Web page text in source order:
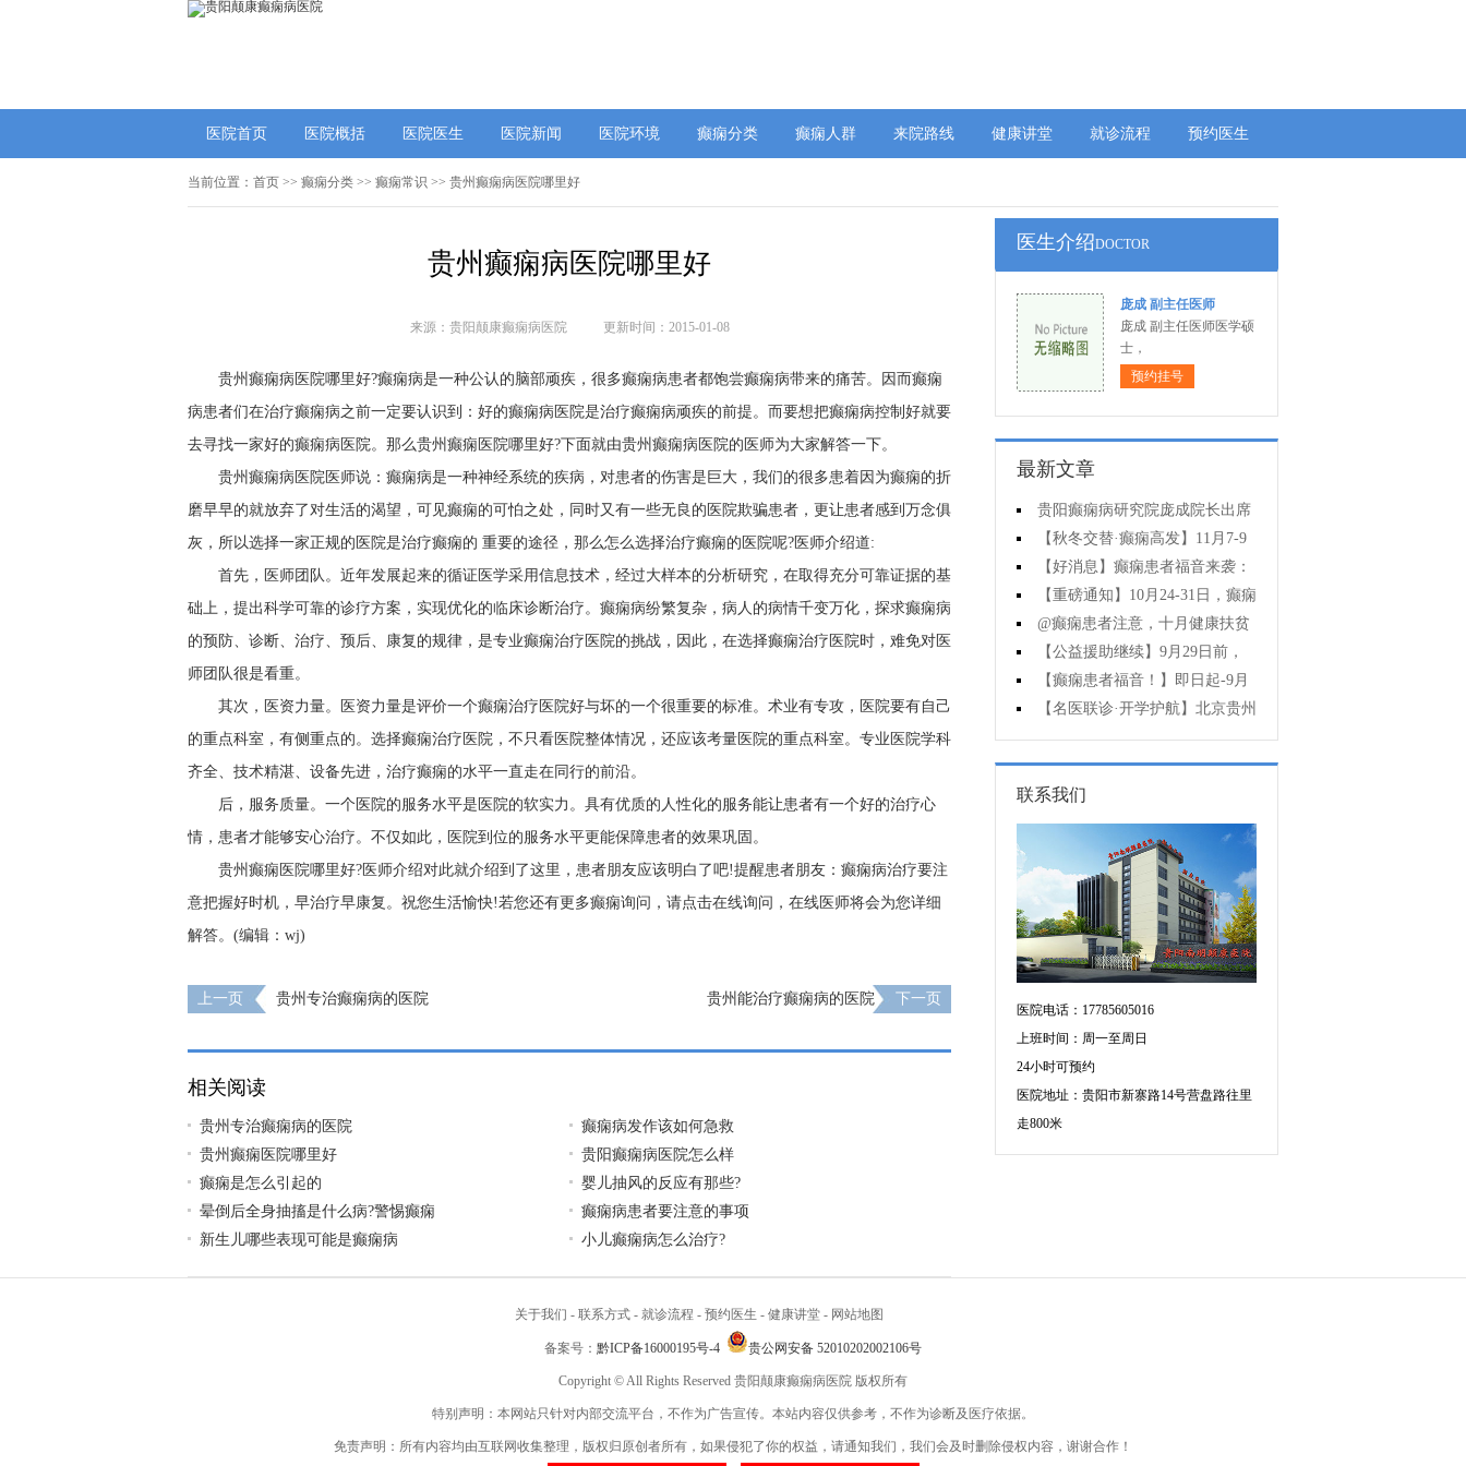
医院首页 医院概括 医院医生 医院新闻 医院环境 癫痫分类 癫痫人群 来院路线 健康讲堂 就诊流程 预约医生
当前位置： 首页 >> 癫痫分类 >> 癫痫常识 >> 贵州癫痫病医院哪里好
贵州癫痫病医院哪里好
来源：贵阳颠康癫痫病医院 更新时间：2015-01-08
贵州癫痫病医院哪里好?癫痫病是一种公认的脑部顽疾，很多癫痫病患者都饱尝癫痫病带来的痛苦。因而癫痫
病患者们在治疗癫痫病之前一定要认识到：好的癫痫病医院是治疗癫痫病顽疾的前提。而要想把癫痫病控制好就要
去寻找一家好的癫痫病医院。那么贵州癫痫医院哪里好?下面就由贵州癫痫病医院的医师为大家解答一下。
贵州癫痫病医院医师说：癫痫病是一种神经系统的疾病，对患者的伤害是巨大，我们的很多患着因为癫痫的折
磨早早的就放弃了对生活的渴望，可见癫痫的可怕之处，同时又有一些无良的医院欺骗患者，更让患者感到万念俱
灰，所以选择一家正规的医院是治疗癫痫的 重要的途径，那么怎么选择治疗癫痫的医院呢?医师介绍道:
首先，医师团队。近年发展起来的循证医学采用信息技术，经过大样本的分析研究，在取得充分可靠证据的基
础上，提出科学可靠的诊疗方案，实现优化的临床诊断治疗。癫痫病纷繁复杂，病人的病情千变万化，探求癫痫病
的预防、诊断、治疗、预后、康复的规律，是专业癫痫治疗医院的挑战，因此，在选择癫痫治疗医院时，难免对医
师团队很是看重。
其次，医资力量。医资力量是评价一个癫痫治疗医院好与坏的一个很重要的标准。术业有专攻，医院要有自己
的重点科室，有侧重点的。选择癫痫治疗医院，不只看医院整体情况，还应该考量医院的重点科室。专业医院学科
齐全、技术精湛、设备先进，治疗癫痫的水平一直走在同行的前沿。
后，服务质量。一个医院的服务水平是医院的软实力。具有优质的人性化的服务能让患者有一个好的治疗心
情，患者才能够安心治疗。不仅如此，医院到位的服务水平更能保障患者的效果巩固。
贵州癫痫医院哪里好?医师介绍对此就介绍到了这里，患者朋友应该明白了吧!提醒患者朋友：癫痫病治疗要注
意把握好时机，早治疗早康复。祝您生活愉快!若您还有更多癫痫询问，请点击在线询问，在线医师将会为您详细
解答。(编辑：wj)
上一页 贵州专治癫痫病的医院 贵州能治疗癫痫病的医院 下一页
相关阅读
贵州专治癫痫病的医院
癫痫病发作该如何急救
贵州癫痫医院哪里好
贵阳癫痫病医院怎么样
癫痫是怎么引起的
婴儿抽风的反应有那些?
晕倒后全身抽搐是什么病?警惕癫痫
癫痫病患者要注意的事项
新生儿哪些表现可能是癫痫病
小儿癫痫病怎么治疗?
医生介绍DOCTOR
庞成 副主任医师
庞成 副主任医师医学硕
士，
预约挂号
最新文章
贵阳癫痫病研究院庞成院长出席
第十一届CAAE国际癫痫论坛暨协会
成立20周年庆典
【秋冬交替·癫痫高发】11月7-9
日，超难约的北京三甲名医，携手
贵州专家团共抗癫痫，速约！
【好消息】癫痫患者福音来袭：
万元救助+半价专项检查+京黔专家
免费亲诊，符合条件者速申请！
【重磅通知】10月24-31日，癫痫
病专项检查全额救助+京黔名医免费
亲诊+高达万元补贴，名额有限，速
@癫痫患者注意，十月健康扶贫
救助计划开启，专家免费亲诊+高达
万元治疗救助，速抢名额！
【公益援助继续】9月29日前，
癫痫名医免费亲诊+检查治疗大额援
助持续发放，速约！
【癫痫患者福音！】即日起-9月
15日，专项检查免费+北京三甲知名
专家空降贵阳亲诊，勿错过！
【名医联诊·开学护航】北京贵州
三甲癫痫名医公益亲诊+检查治疗大
额援助，速约！
联系我们
医院电话：17785605016
上班时间：周一至周日
24小时可预约
医院地址：贵阳市新寨路14号营盘路往里
走800米
关于我们 - 联系方式 - 就诊流程 - 预约医生 - 健康讲堂 - 网站地图
备案号： 黔ICP备16000195号-4 贵公网安备 52010202002106号
Copyright © All Rights Reserved 贵阳颠康癫痫病医院 版权所有
特别声明：本网站只针对内部交流平台，不作为广告宣传。本站内容仅供参考，不作为诊断及医疗依据。
免责声明：所有内容均由互联网收集整理，版权归原创者所有，如果侵犯了你的权益，请通知我们，我们会及时删除侵权内容，谢谢合作！